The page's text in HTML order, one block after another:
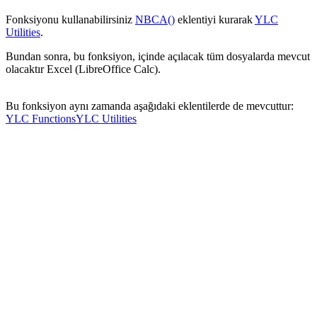
Fonksiyonu kullanabilirsiniz NBCA() eklentiyi kurarakYLC
Utilities.
Bundan sonra, bu fonksiyon, içinde açılacak tüm dosyalarda mevcut
olacaktır Excel (LibreOffice Calc).
Bu fonksiyon aynı zamanda aşağıdaki eklentilerde de mevcuttur:
YLC FunctionsYLC Utilities